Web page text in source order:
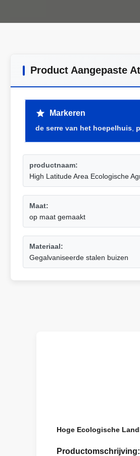
Product Aangepaste
Markeren
de serre van het hoepelhuis
productnaam:
High Latitude Area Ecologische
Maat:
op maat gemaakt
Materiaal:
Gegalvaniseerde stalen buizen
Hoge Ecologische
Productomschrijving: